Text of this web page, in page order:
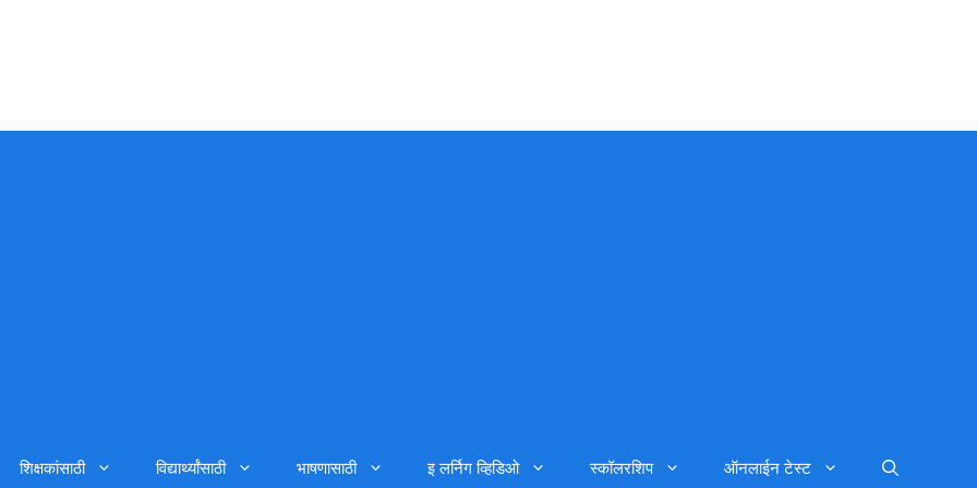
शिक्षकांसाठी विद्यार्थ्यांसाठी भाषणासाठी इ लर्निग व्हिडिओ स्कॉलरशिप ऑनलाईन टेस्ट